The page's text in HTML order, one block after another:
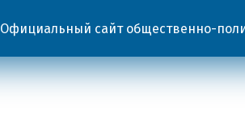
Официальный сайт общественно-